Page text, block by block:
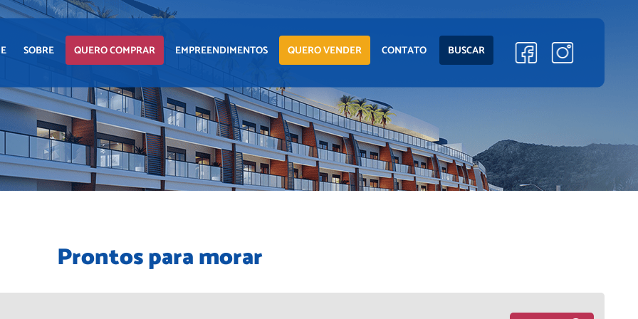
SOBRE QUERO COMPRAR
APARTAMENTO
CASA
TERRENO
EMPREENDIMENTOS
LANÇAMENTOS
EM CONSTRUÇÃO
PRONTOS PARA
QUERO VENDER CONTATO BUSCAR
Prontos para morar